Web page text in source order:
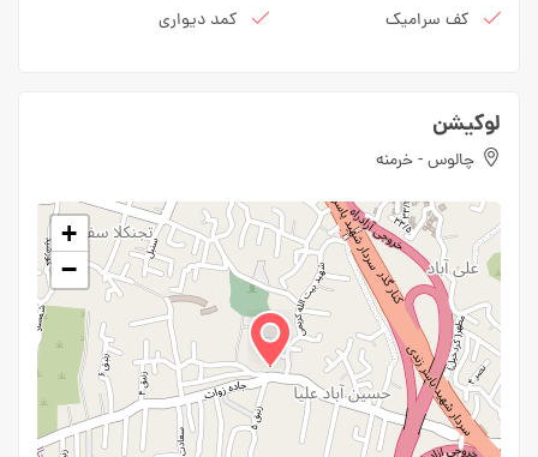
کف سرامیک
کمد دیواری
لوکیشن
چالوس - خرمنه
+
−